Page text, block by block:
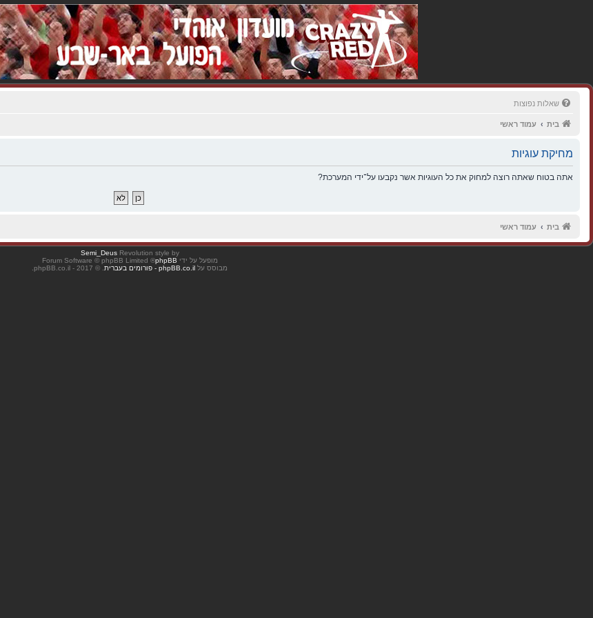
שאלות נפוצות
בית עמוד ראשי
מחיקת עוגיות
אתה בטוח שאתה רוצה למחוק את כל העוגיות אשר נקבעו על־ידי המערכת?
בית עמוד ראשי
Revolution style by
Semi_Deus
מופעל על ידי phpBB
® Forum Software © phpBB Limited
מבוסס על phpBB.co.il - פורומים בעברית . © 2017 - phpBB.co.il.